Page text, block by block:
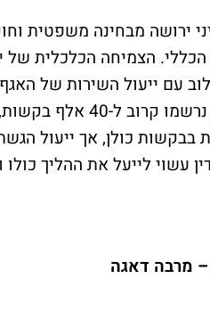
ירושה מבחינה משפטית
הצמיחה הכלכלית
עם ייעול השירות של
כולן, אך ייעול
עשוי לייעל את ההליך
מרבה דאגה